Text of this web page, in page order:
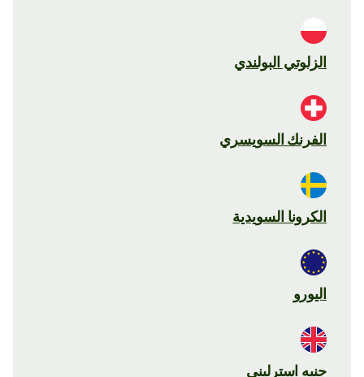
الزلوتي البولندي
الفرنك السويسري
الكرونا السويدية
اليورو
جنيه استرليني